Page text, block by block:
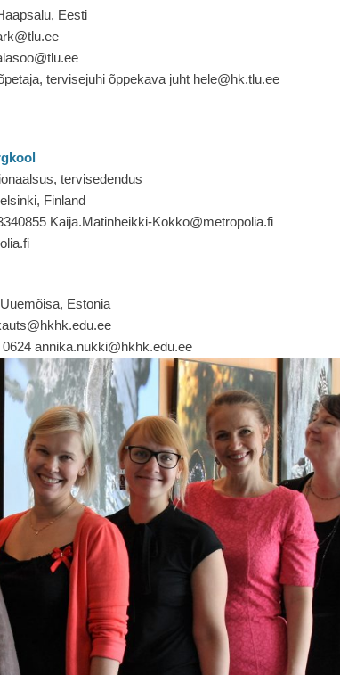
Eesti
tervisejuhi õppekava juht hele@hk.tlu.ee
tervisedendus
Finland
Kaija.Matinheikki-Kokko@metropolia.fi
Estonia
annika.nukki@hkhk.edu.ee